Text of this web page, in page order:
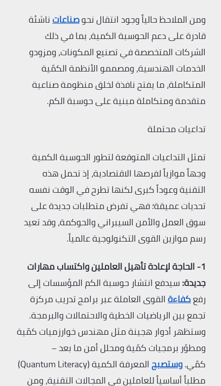
ومن الملاحظ حالياً وجود انتقال نحوصناعاتناشئة
قادرة على دعم الحوسبة الكمية، بما في ذلك
الشركات المتخصصة في تصنيع المكونات، ومزودو
الخدمات الهندسية، ومصممو الأنظمة الكمّية
المتكاملة، ما يفتح نافذة لخلق منظومة صناعية
متقدمة ومتكاملة مبنية على حوسبة الكم.
تداعيات محتملة
تمثل التداعيات المتوقعة لتطور الحوسبة الكمية
وجهاً موازياً لفرصها الاقتصادية، إذ تحمل هذه
التقنية وعوداً كبرى لكنها تطرح في الوقت نفسه
تحديات عميقة؛ فهي تفرض متطلبات جديدة على
سوق العمل والأمن السيبراني والحوكمة، وقد تعيد
رسم موازين القوى التكنولوجية عالمياً.
1- الحاجة لإعادة تأهيل العاملين واكتساب مهارات
جديدة:سيدفع انتشار حوسبة الكم المؤسسات إلى
رفعكفاءةالقوى العاملة عبر برامج تدريب مركزة
تجمع بين الرياضيات الخطية والاحتمالات والبرمجة.
وستظهر أدوار هجينة مثل مهندس خوارزميات كمّية
ومطوّر برمجيات كمّية ومحلل أمن ما بعد –
كمّي.وستصبح
المعرفة الكمية (Quantum Literacy)
مطلباً أساسياً للعاملين في المجالات التقنية، ومن